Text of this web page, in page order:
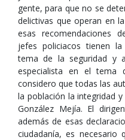
gente, para que no se
delictivas que operan en
esas recomendaciones
jefes policiacos tienen
tema de la seguridad y
especialista en el tema
considero que todas las
la población la integridad
González Mejía. El
además de esas
ciudadanía, es necesario